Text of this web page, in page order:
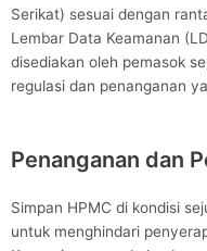
Serikat) sesuai dengan
Lembar Data Keamanan
disediakan oleh pemasok
regulasi dan penanganan
Penanganan dan
Simpan HPMC di kondisi
untuk menghindari